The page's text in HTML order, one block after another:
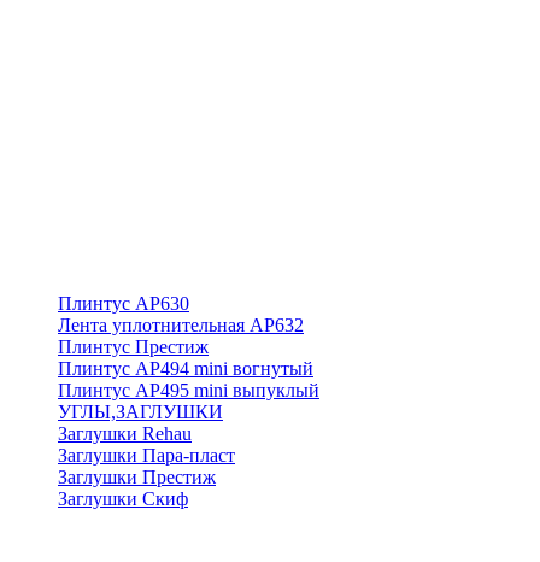
Плинтус АР630
Лента уплотнительная АР632
Плинтус Престиж
Плинтус АР494 mini вогнутый
Плинтус АР495 mini выпуклый
УГЛЫ,ЗАГЛУШКИ
Заглушки Rehau
Заглушки Пара-пласт
Заглушки Престиж
Заглушки Скиф